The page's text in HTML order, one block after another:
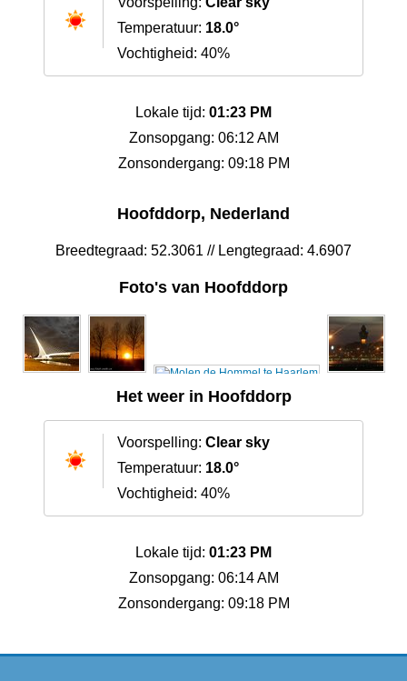
Temperatuur: 18.0°
Vochtigheid: 40%
Lokale tijd: 01:23 PM
Zonsopgang: 06:12 AM
Zonsondergang: 09:18 PM
Hoofddorp, Nederland
Breedtegraad: 52.3061 // Lengtegraad: 4.6907
Foto's van Hoofddorp
Het weer in Hoofddorp
Voorspelling: Clear sky
Temperatuur: 18.0°
Vochtigheid: 40%
Lokale tijd: 01:23 PM
Zonsopgang: 06:14 AM
Zonsondergang: 09:18 PM